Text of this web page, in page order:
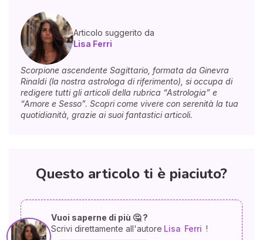
Articolo suggerito da
Lisa Ferri
Scorpione ascendente Sagittario, formata da Ginevra
Rinaldi (la nostra astrologa di riferimento), si occupa di
redigere tutti gli articoli della rubrica “Astrologia” e
“Amore e Sesso”. Scopri come vivere con serenità la tua
quotidianità, grazie ai suoi fantastici articoli.
Questo articolo ti è piaciuto?
Vuoi saperne di più 🤔 ?
Scrivi direttamente all'autore Lisa Ferri !